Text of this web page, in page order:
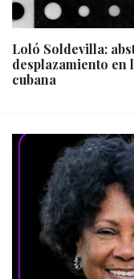
Loló Soldevilla:
desplazamiento
cubana